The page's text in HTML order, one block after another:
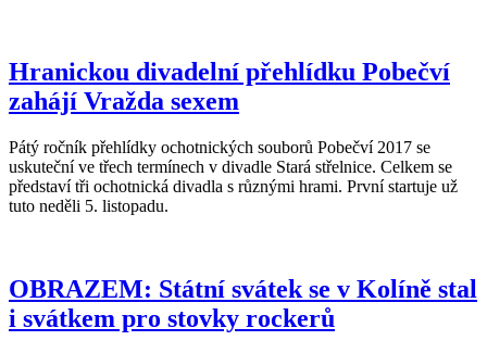
Hranickou divadelní přehlídku Pobečví
zahájí Vražda sexem
Pátý ročník přehlídky ochotnických souborů Pobečví 2017 se
uskuteční ve třech termínech v divadle Stará střelnice. Celkem se
představí tři ochotnická divadla s různými hrami. První startuje už
tuto neděli 5. listopadu.
OBRAZEM: Státní svátek se v Kolíně stal
i svátkem pro stovky rockerů